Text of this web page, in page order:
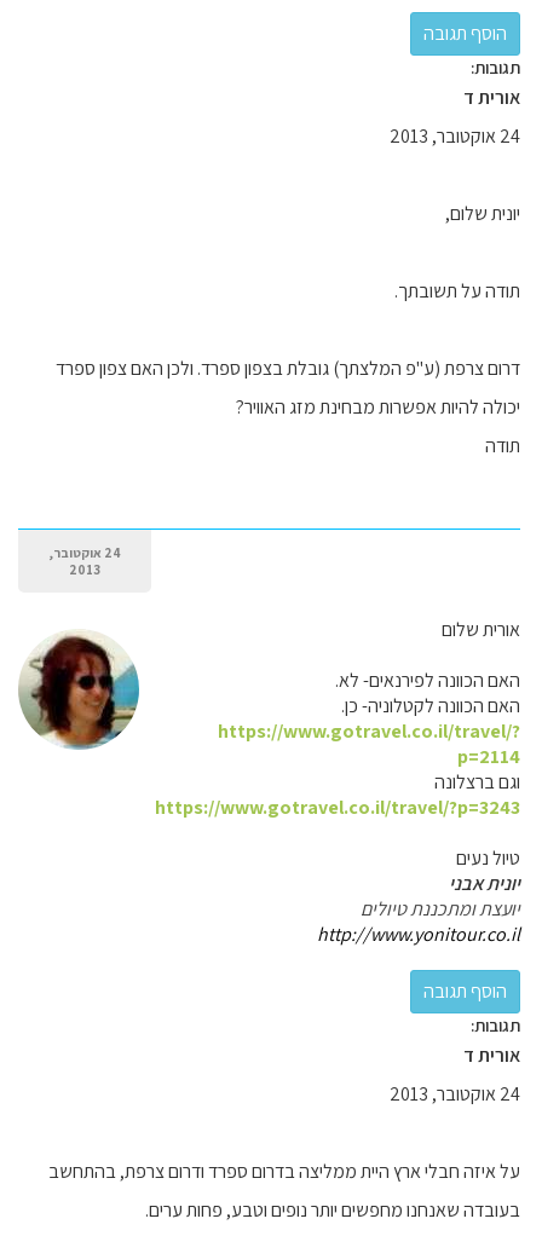
תגובות:
אורית ד
24 אוקטובר, 2013
יונית שלום,
תודה על תשובתך.
דרום צרפת (ע"פ המלצתך) גובלת בצפון ספרד. ולכן האם צפון ספרד
יכולה להיות אפשרות מבחינת מזג האוויר?
תודה
24 אוקטובר,
2013
אורית שלום
האם הכוונה לפירנאים- לא.
האם הכוונה לקטלוניה- כן.
https://www.gotravel.co.il/travel/?
p=2114
וגם ברצלונה
https://www.gotravel.co.il/travel/?p=3243
טיול נעים
יונית אבני
יועצת ומתכננת טיולים
http://www.yonitour.co.il
תגובות:
אורית ד
24 אוקטובר, 2013
על איזה חבלי ארץ היית ממליצה בדרום ספרד ודרום צרפת, בהתחשב
בעובדה שאנחנו מחפשים יותר נופים וטבע, פחות ערים.